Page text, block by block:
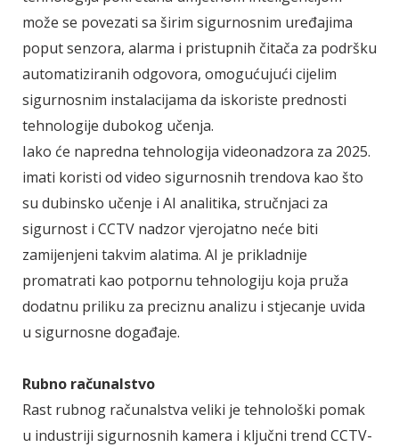
može se povezati sa širim sigurnosnim uređajima
poput senzora, alarma i pristupnih čitača za podršku
automatiziranih odgovora, omogućujući cijelim
sigurnosnim instalacijama da iskoriste prednosti
tehnologije dubokog učenja.
Iako će napredna tehnologija videonadzora za 2025.
imati koristi od video sigurnosnih trendova kao što
su dubinsko učenje i AI analitika, stručnjaci za
sigurnost i CCTV nadzor vjerojatno neće biti
zamijenjeni takvim alatima. AI je prikladnije
promatrati kao potpornu tehnologiju koja pruža
dodatnu priliku za preciznu analizu i stjecanje uvida
u sigurnosne događaje.
Rubno računalstvo
Rast rubnog računalstva veliki je tehnološki pomak
u industriji sigurnosnih kamera i ključni trend CCTV-